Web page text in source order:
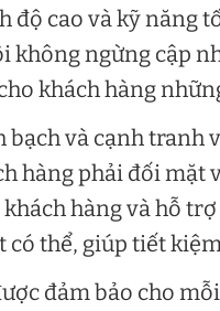
độ cao và kỹ năng
không ngừng cập
khách hàng
bạch và cạnh
hàng phải đối mặt
hàng và hỗ
thể, giúp tiết
đảm bảo cho